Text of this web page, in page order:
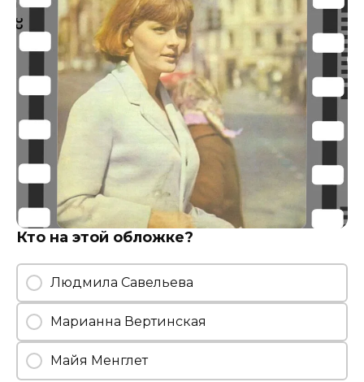
Кто на этой обложке?
Людмила Савельева
Марианна Вертинская
Майя Менглет